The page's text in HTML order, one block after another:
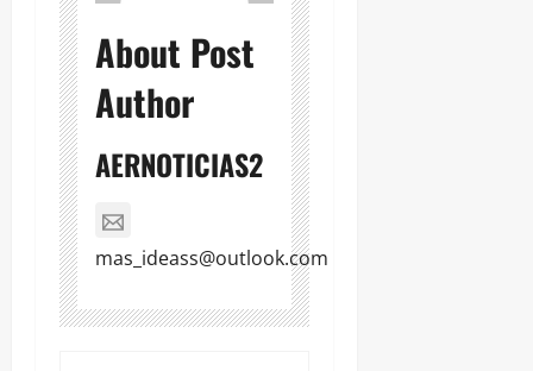
About Post
Author
AERNOTICIAS2
mas_ideass@outlook.com